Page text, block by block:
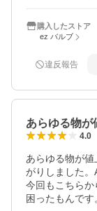
購入したストア
ez バルブ
違反報告
あらゆる物
4.0
あらゆる物が
がりしました
今回もこちら
困ったもんです